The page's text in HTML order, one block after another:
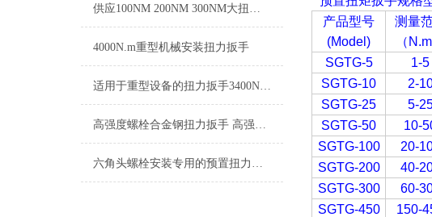
供应100NM 200NM 300NM大扭矩刻度显示开口扭力扳手
4000N.m重型机械安装扭力扳手
适用于重型设备的扭力扳手3400N.m 手动3400N.m预置扭力扳手
高强度螺栓合金钢扭力扳手 高强度螺栓手动定扭矩扳手
六角头螺栓安装专用的预置扭力扳手工具
产品型号
(Model)
测量
（N.m
SGTG-5
1-5
SGTG-10
2-
SGTG-25
5-
SGTG-50
10-
SGTG-100
20-
SGTG-200
40-
SGTG-300
60-
SGTG-450
150-